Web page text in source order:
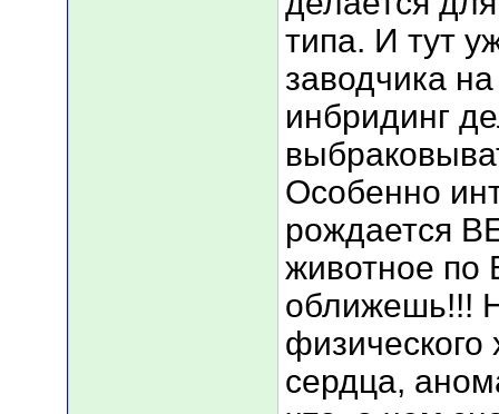
типа. И тут
заводчика
инбридинг
Особенно
рождается
животное
оближешь!!!
физического
сердца,